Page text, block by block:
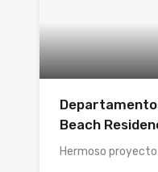
Beach
Hermoso